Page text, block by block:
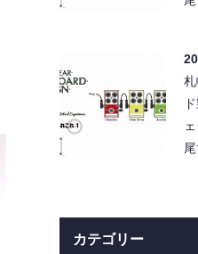
カテゴリー